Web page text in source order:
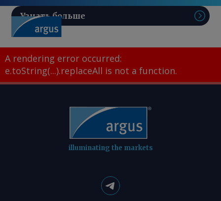
Узнать больше
A rendering error occurred:
e.toString(...).replaceAll is not a function.
illuminating the markets